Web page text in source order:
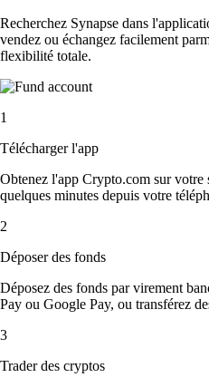
Recherchez Synapse dans
vendez ou échangez facilement
flexibilité totale.
1
Télécharger l'app
Obtenez l'app Crypto.com sur votre
quelques minutes depuis votre
2
Déposer des fonds
Déposez des fonds par virement
Pay ou Google Pay, ou transférez
3
Trader des cryptos